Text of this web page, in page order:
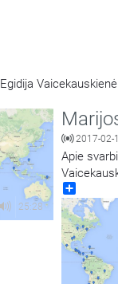
25:28
2017-02-
Apie